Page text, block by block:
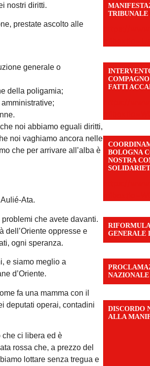
nostri diritti.
prestate ascolto alle
generale o
della poligamia;
noi abbiamo eguali diritti,
noi vaghiamo ancora nelle
che per arrivare all’alba è
Ata.
che avete davanti.
dell’Oriente oppresse e
ogni speranza.
e siamo meglio a
d’Oriente.
fa una mamma con il
deputati operai, contadini
che ci libera ed è
rossa che, a prezzo del
lottare senza tregua e
TRIBUNALE
https://
FATTI
https://
BOLOGNA
NOSTRA
https://
GENERALE
NAZIONALE
DISCORDO
ALLA